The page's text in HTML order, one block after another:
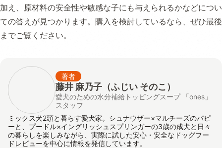
加え、原材料の安全性や敏感な子にも与えられるかなどについ
ての答えが見つかります。購入を検討しているなら、ぜひ最後
までご覧ください。
著者
藤井 麻乃子（ふじい そのこ）
愛犬のための水分補給トッピングスープ 「ones」
スタッフ
ミックス犬2頭と暮らす愛犬家。シュナウザー×マルチーズのパピ
ーと、プードル×イングリッシュスプリンガーの3歳の成犬と日々
の暮らしを楽しみながら、実際に試した安心・安全なドッグフー
ドレビューを中心に情報を発信しています。